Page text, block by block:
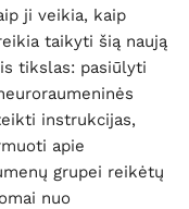
ji veikia, kaip
taikyti šią naują
tikslas: pasiūlyti
instrukcijas,
apie
grupei reikėtų
nuo